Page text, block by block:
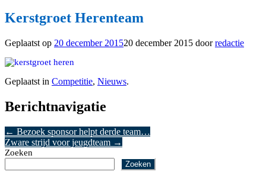
Kerstgroet Herenteam
Geplaatst op 20 december 201520 december 2015 doorredactie
Geplaatst in Competitie, Nieuws.
Berichtnavigatie
← Bezoek sponsor helpt derde team…
Zware strijd voor jeugdteam →
Zoeken
Zoeken